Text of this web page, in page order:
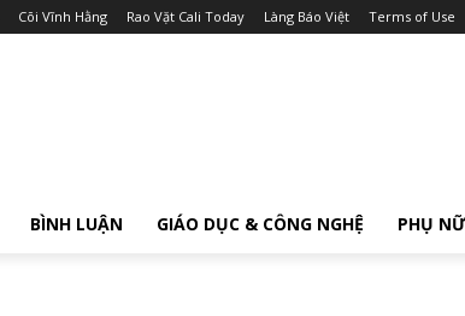
Cõi Vĩnh Hằng Rao Vặt Cali Today Làng Báo Việt Terms of Use
BÌNH LUẬN GIÁO DỤC & CÔNG NGHỆ PHỤ NỮ